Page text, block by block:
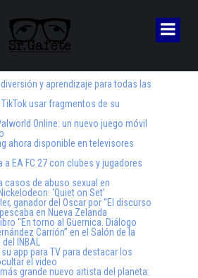
diversión y aprendizaje para todas las
usar fragmentos de su
Online: un nuevo juego móvil
ahora disponible en televisores
a EA FC 27 con clubes y jugadores
casos de abuso sexual en
‘Quiet on Set’
ganador del Oscar por “El discurso
en Nueva Zelanda
“En torno al Guernica. Diálogo
Carrión” en el Salón de la
INBAL
app para TV para destacar los
el video
grande nuevo artista del planeta: